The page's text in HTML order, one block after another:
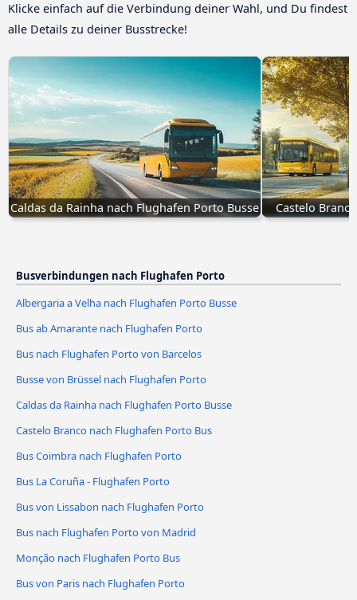
Klicke einfach auf die Verbindung deiner Wahl, und Du findest
alle Details zu deiner Busstrecke!
Caldas da Rainha nach Flughafen Porto Busse Castelo
Busverbindungen nach Flughafen Porto
Albergaria a Velha nach Flughafen Porto Busse
Bus ab Amarante nach Flughafen Porto
Bus nach Flughafen Porto von Barcelos
Busse von Brüssel nach Flughafen Porto
Caldas da Rainha nach Flughafen Porto Busse
Castelo Branco nach Flughafen Porto Bus
Bus Coimbra nach Flughafen Porto
Bus La Coruña - Flughafen Porto
Bus von Lissabon nach Flughafen Porto
Bus nach Flughafen Porto von Madrid
Monção nach Flughafen Porto Bus
Bus von Paris nach Flughafen Porto